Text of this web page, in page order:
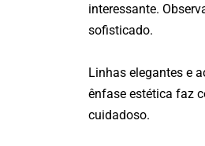
interessante.
sofisticado.
Linhas elegantes e
ênfase estética faz
cuidadoso.